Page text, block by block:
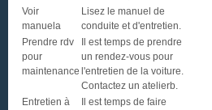
Voir
manuela
Lisez le manuel de
conduite et d'entretien.
Prendre rdv
pour
maintenance
Il est temps de prendre
un rendez-vous pour
l'entretien de la voiture.
Contactez un atelierb.
Entretien à
Il est temps de faire